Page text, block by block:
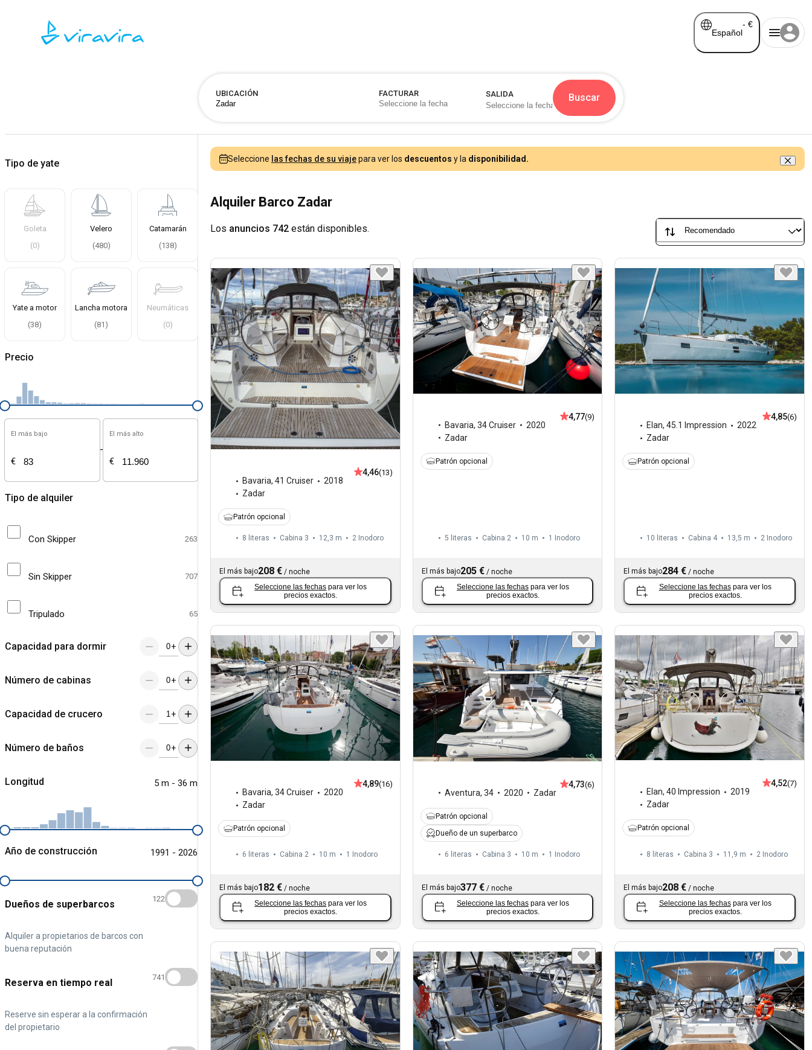
Español
- €
UBICACIÓN FACTURAR SALIDA Buscar
Tipo de yate
Goleta
(0)
Velero
(480)
Catamarán
(138)
Yate a motor
(38)
Lancha motora
(81 )
Neumáticas
(0)
Precio
El más bajo
€
-
El más alto
€
Tipo de alquiler
Con Skipper 263
Sin Skipper 707
Tripulado 65
Capacidad para dormir +
Número de cabinas +
Capacidad de crucero +
Número de baños +
Longitud 5 m - 36 m
Año de construcción 1991 - 2026
Dueños de superbarcos
Alquiler a propietarios de barcos con
buena reputación
122
Reserva en tiempo real
Reserve sin esperar a la confirmación
del propietario
741
Seleccione las fechas de su viajepara ver los descuentos y la disponibilidad.
Alquiler Barco Zadar
Los anuncios 742 están disponibles.
Bavaria, 41 Cruiser
2018
Zadar
4,46(13)
Patrón opcional
8 literas Cabina 3 12,3 m 2 Inodoro
El más bajo208 € / noche
Seleccione las fechas para ver los
precios exactos.
Bavaria, 34 Cruiser
2020
Zadar
4,77(9)
Patrón opcional
5 literas Cabina 2 10 m 1 Inodoro
El más bajo205 €/ noche
Seleccione las fechas para ver los
precios exactos.
Elan,45.1 Impression
2022
Zadar
4,85(6)
Patrón opcional
10 literas Cabina 4 13,5 m 2 Inodoro
El más bajo284 € /noche
Seleccione las fechas para ver los
precios exactos.
Bavaria, 34 Cruiser
2020
Zadar
4,89(16)
Patrón opcional
6 literas Cabina 2 10 m 1 Inodoro
El más bajo182 € / noche
Seleccione las fechas para ver los
precios exactos.
Aventura, 34 2020 Zadar
4,73(6)
Patrón opcional
Dueño de un superbarco
6 literas Cabina 3 10 m 1 Inodoro
El más bajo377 €/ noche
Seleccione las fechas para ver los
precios exactos.
Elan,40 Impression
2019
Zadar
4,52(7)
Patrón opcional
8 literas Cabina 3 11,9 m 2 Inodoro
El más bajo208 € /noche
Seleccione las fechas para ver los
precios exactos.